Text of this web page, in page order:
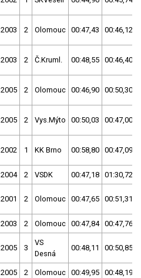
2003 2 Olomouc 00:47,43 00:46,12
2003 2 Č.Kruml. 00:48,55 00:46,40
2005 2 Olomouc 00:46,90 00:50,30
2005 2 Vys.Mýto 00:50,03 00:47,00
2002 1 KK Brno 00:58,80 00:47,09
2004 2 VSDK 00:47,18 01:30,72
2001 2 Olomouc 00:47,65 00:51,31
2003 2 Olomouc 00:47,84 00:47,76
2005 3
VS
Desná
00:48,11 00:50,85
2005 2 Olomouc 00:49,95 00:48,19